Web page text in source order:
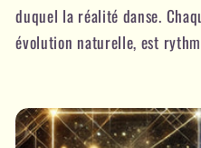
duquel la réalité danse.
évolution naturelle, est